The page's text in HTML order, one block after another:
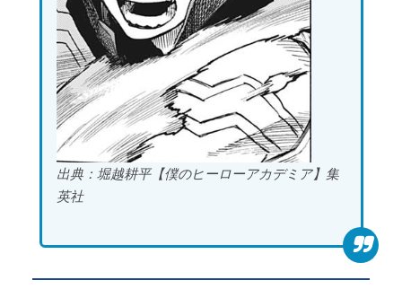
出典：堀越耕平【僕のヒーローアカデミア】集
英社